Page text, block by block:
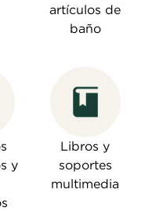
artículos de
baño
y
Libros y
soportes
multimedia